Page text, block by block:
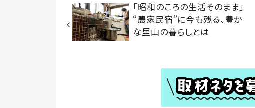
「昭和のころの生活そのまま」
“農家民宿”に今も残る、豊か
な里山の暮らしとは